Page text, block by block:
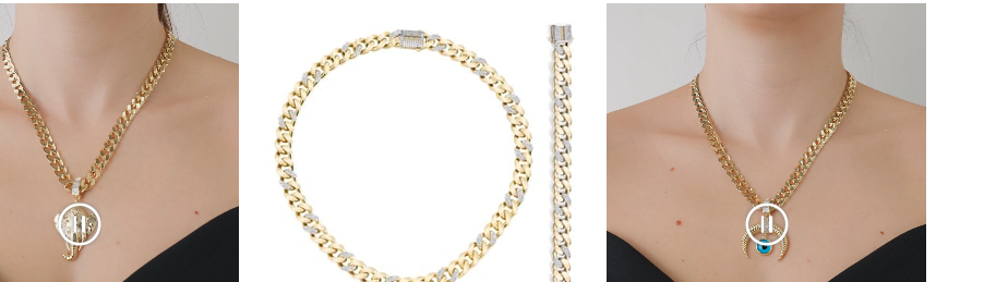
Ücretsiz
Kargo
Ücretsiz
Kargo